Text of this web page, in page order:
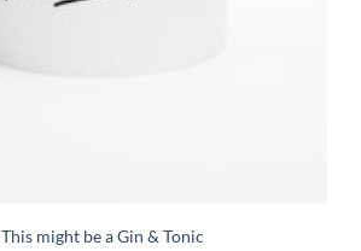
might be a Gin & Tonic